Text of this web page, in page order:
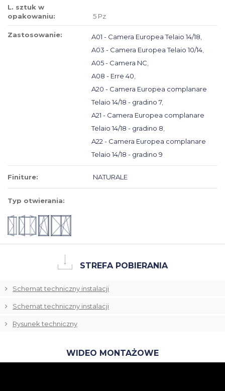
L. sztuk w
opakowaniu:
5 Pz
Zastosowanie: A01 - Camera Europea Telaio 14/18,
A03 - Camera Europea Telaio 10/14,
A05 - Camera NC,
A08 - Erre 40,
A20 - Camera Europea complanare
Telaio 14/18 - gradino 7,
A21 - Camera Europea complanare
Telaio 14/18 - gradino 8,
A22 - Camera Europea complanare
Telaio 14/18 - gradino 9
Finiture: NATURALE
Typ otwierania:
STREFA POBIERANIA
Schemat techniczny instalacji
Schemat techniczny instalacji
Rysunek techniczny
WIDEO MONTAŻOWE